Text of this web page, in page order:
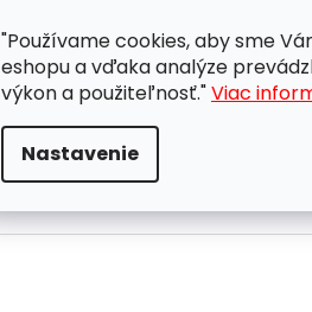
"Používame cookies, aby sme
eshopu a vďaka analýze
výkon a použiteľnosť."Viac
Nastavenie
ZÁKAZNÍCKA PODPORA